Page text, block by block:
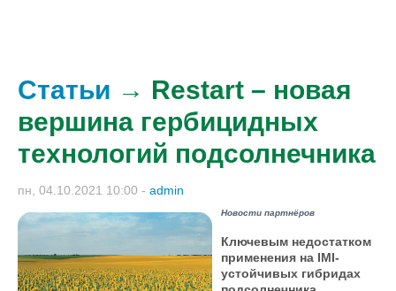
Статьи → Restart – новая
вершина гербицидных
технологий подсолнечника
пн, 04.10.2021 10:00 - admin
Новости партнёров
Ключевым недостатком
применения на IMI-
устойчивых гибридах